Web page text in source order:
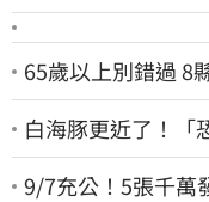
65歲以上別錯過 8
白海豚更近了！「
9/7充公！5張千